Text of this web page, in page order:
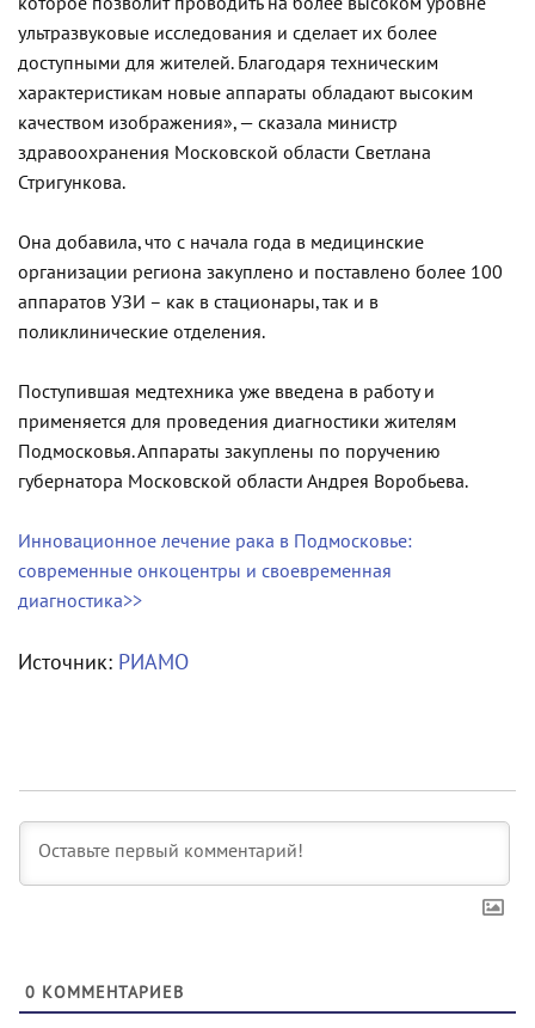
ультразвуковые исследования и сделает их более
доступными для жителей. Благодаря техническим
характеристикам новые аппараты обладают высоким
качеством изображения», — сказала министр
здравоохранения Московской области Светлана
Стригункова.
Она добавила, что с начала года в медицинские
организации региона закуплено и поставлено более 100
аппаратов УЗИ – как в стационары, так и в
поликлинические отделения.
Поступившая медтехника уже введена в работу и
применяется для проведения диагностики жителям
Подмосковья. Аппараты закуплены по поручению
губернатора Московской области Андрея Воробьева.
Инновационное лечение рака в Подмосковье:
современные онкоцентры и своевременная
диагностика>>
Источник: РИАМО
0 КОММЕНТАРИЕВ